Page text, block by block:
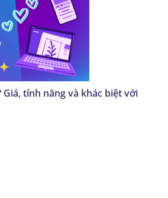
Giá, tính năng và khác biệt với